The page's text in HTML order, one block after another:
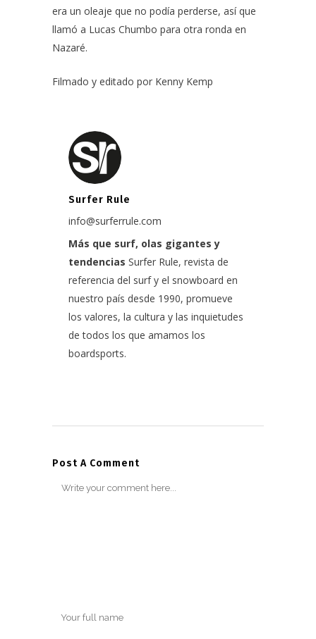
era un oleaje que no podía perderse, así que
llamó a Lucas Chumbo para otra ronda en
Nazaré.
Filmado y editado por Kenny Kemp
Surfer Rule
info@surferrule.com
Más que surf, olas gigantes y
tendencias Surfer Rule, revista de
referencia del surf y el snowboard en
nuestro país desde 1990, promueve
los valores, la cultura y las inquietudes
de todos los que amamos los
boardsports.
Post A Comment